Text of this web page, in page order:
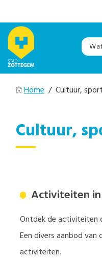
Home / Cultuur,
Cultuur,
Activiteiten
Ontdek de activiteiten
Een divers aanbod
activiteiten.